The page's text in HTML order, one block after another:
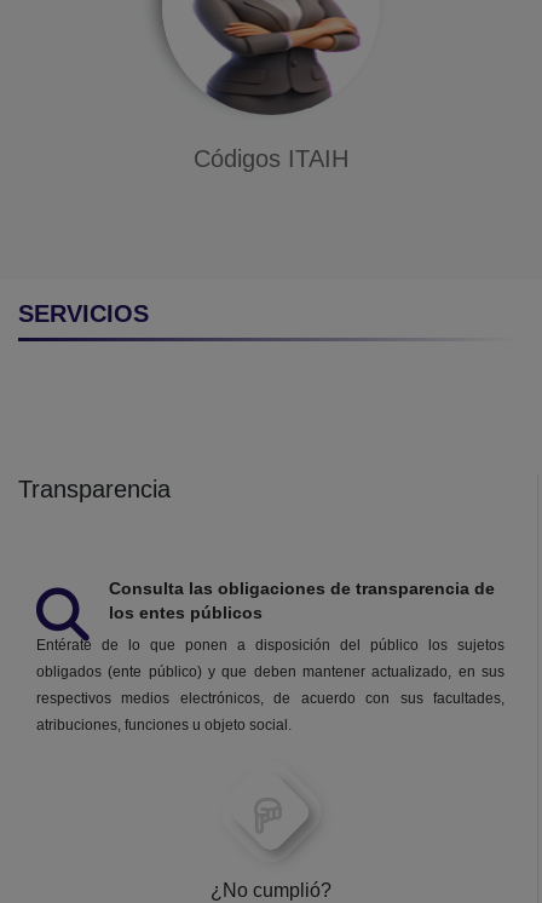
Códigos ITAIH
SERVICIOS
Transparencia
Consulta las obligaciones de transparencia de
los entes públicos
Entérate de lo que ponen a disposición del público los sujetos
obligados (ente público) y que deben mantener actualizado, en sus
respectivos medios electrónicos, de acuerdo con sus facultades,
atribuciones, funciones u objeto social.
¿No cumplió?